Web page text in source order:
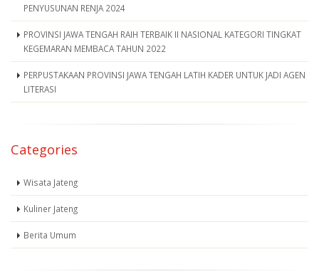
PENYUSUNAN RENJA 2024
PROVINSI JAWA TENGAH RAIH TERBAIK II NASIONAL KATEGORI TINGKAT
KEGEMARAN MEMBACA TAHUN 2022
PERPUSTAKAAN PROVINSI JAWA TENGAH LATIH KADER UNTUK JADI AGEN
LITERASI
Categories
Wisata Jateng
Kuliner Jateng
Berita Umum